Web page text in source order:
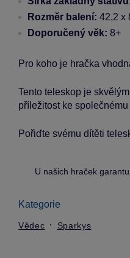
Rozměr balení: 42,2 x
Doporučený věk: 8+
Pro koho je hračka
Tento teleskop je
příležitost ke
Pořiďte svému dítěti
U našich hraček
Kategorie
Vědec Sparkys